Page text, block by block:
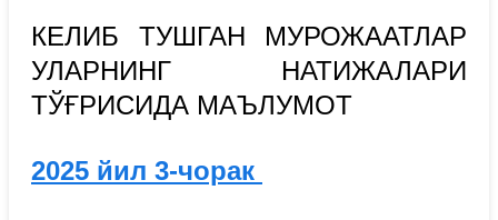
КEЛИБ ТУШГАН МУРОЖААТЛАР
УЛАРНИНГ НАТИЖАЛАРИ
ТЎҒРИСИДА МАЪЛУМОТ
2025 йил 3-чорак